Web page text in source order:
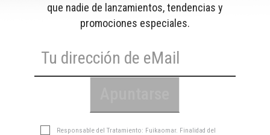
que nadie de lanzamientos, tendencias y
promociones especiales.
Responsable del Tratamiento: Fuikaomar. Finalidad del